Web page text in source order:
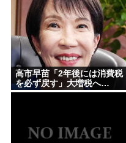
高市早苗「2年後には消費税
を必ず戻す」大増税へ…